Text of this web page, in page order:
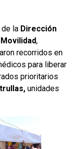
la Dirección
Movilidad,
recorridos en
para liberar
prioritarios
unidades